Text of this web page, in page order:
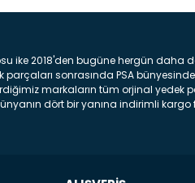
ike 2018'den bugüne hergün daha
parçaları sonrasında PSA
markaların tüm orjinal
dört bir yanına indirimli kargo
bulunan plastik darbe emici amacı
ön ve arka tekerlerinde